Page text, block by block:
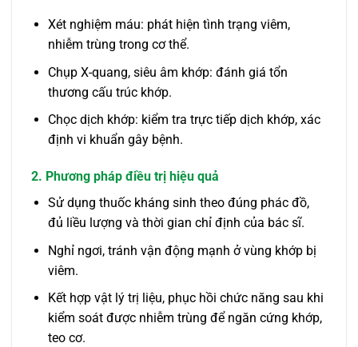
Xét nghiệm máu: phát hiện tình trạng viêm,
nhiễm trùng trong cơ thể.
Chụp X-quang, siêu âm khớp: đánh giá tổn
thương cấu trúc khớp.
Chọc dịch khớp: kiểm tra trực tiếp dịch khớp, xác
định vi khuẩn gây bệnh.
2. Phương pháp điều trị hiệu quả
Sử dụng thuốc kháng sinh theo đúng phác đồ,
đủ liều lượng và thời gian chỉ định của bác sĩ.
Nghỉ ngơi, tránh vận động mạnh ở vùng khớp bị
viêm.
Kết hợp vật lý trị liệu, phục hồi chức năng sau khi
kiểm soát được nhiễm trùng để ngăn cứng khớp,
teo cơ.